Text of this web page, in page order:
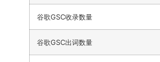
谷歌GSC收录数量
谷歌GSC出词数量